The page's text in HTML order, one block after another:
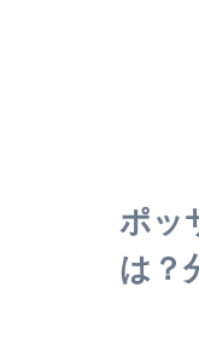
ポッ
は？